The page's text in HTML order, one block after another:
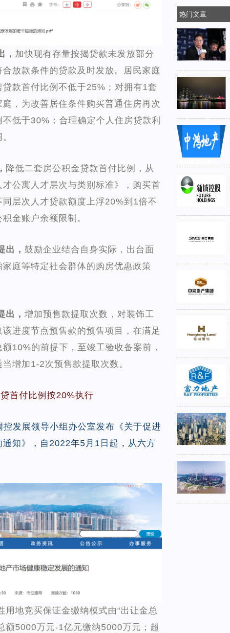
， 加快现有存量按揭贷款未发放部分
放款条件的贷款及时发放。居民家庭
款首付比例不低于25%；对拥有1套
，为改善居住条件购买普通住房再次
低于30%；合理确定个人住房贷款利
降低二套房公积金贷款首付比例，从
公寓人才层次与类别标准》，购买首
层次人才贷款额度上浮20%到1倍不
金账户余额限制。
出， 鼓励企业结合自身实际，出台面
庭等特定社会群体的购房优惠政策
出， 增加预售款提取次数，对装饰工
进度节点预售款的预售项目，在满足
10%的前提下，至竣工验收备案前，
增加1-2次预售款提取次数。
首付比例按20%执行
发展领导小组办公室发布《关于促进
知》，自2022年5月1日起，从六方
用地竞买保证金缴纳模式由“出让金总
额5000万元-1亿元缴纳5000万元；超
热门文章